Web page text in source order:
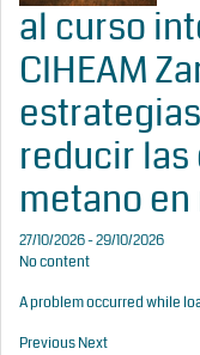
al curso
CIHEAM
reducir
metano
27/10/2026 - 29/10/2026
No content
A problem occurred while
PreviousNext